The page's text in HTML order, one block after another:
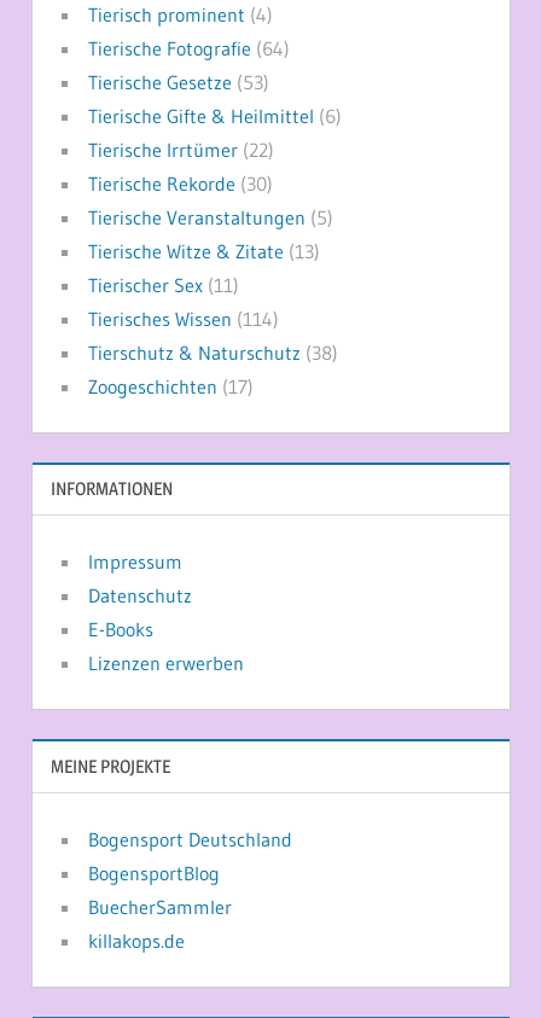
Tierisch prominent (4)
Tierische Fotografie (64)
Tierische Gesetze (53)
Tierische Gifte & Heilmittel (6)
Tierische Irrtümer(22)
Tierische Rekorde (30)
Tierische Veranstaltungen (5)
Tierische Witze & Zitate (13)
Tierischer Sex(11)
Tierisches Wissen (114)
Tierschutz & Naturschutz (38)
Zoogeschichten (17)
INFORMATIONEN
Impressum
Datenschutz
E-Books
Lizenzen erwerben
MEINE PROJEKTE
Bogensport Deutschland
BogensportBlog
BuecherSammler
killakops.de